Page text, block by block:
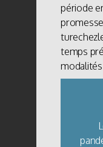
période
temps